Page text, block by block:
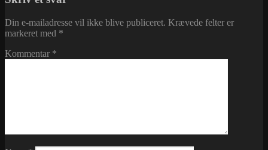
Din e-mailadresse vil ikke blive publiceret. Krævede felter er
markeret med *
Kommentar *